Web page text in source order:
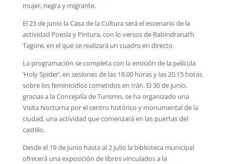
mujer, negra y migrante.
El 23 de junio la Casa de la Cultura será el escenario de la
actividad Poesía y Pintura, con lo versos de Rabindranath
Tagore, en el que se realizará un cuadro en directo.
La programación se completa con la emisión de la película
‘Holy Spider’, en sesiones de las 18.00 horas y las 20.15 horas
sobre los feminicidios cometidos en Irán. El 30 de junio,
gracias a la Concejalía de Turismo, se ha organizado una
Visita Nocturna por el centro histórico y monumental de la
ciudad, una actividad que comenzará en las puertas del
castillo.
Desde el 19 de junio hasta al 2 julio la biblioteca municipal
ofrecerá una exposición de libros vinculados a la